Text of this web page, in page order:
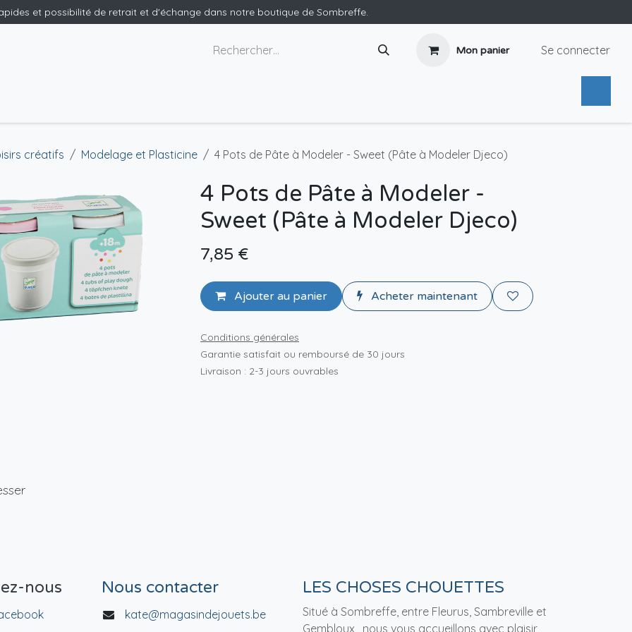
et possibilité de retrait et d'échange dans notre boutique de Sombreffe.
Mon panier Se connecter
créatifs Modelage et Plasticine 4 Pots de Pâte à Modeler - Sweet (Pâte à Modeler Djeco)
4 Pots de Pâte à Modeler -
Sweet (Pâte à Modeler Djeco)
7,85 €
Ajouter au panier Acheter maintenant
Conditions générales
Garantie satisfait ou remboursé de 30 jours
Livraison : 2-3 jours ouvrables
nous Nous contacter
kate@magasindejouets.be
LES CHOSES CHOUETTES
Situé à Sombreffe, entre Fleurus, Sambreville et
Gembloux, nous vous accueillons avec plaisir